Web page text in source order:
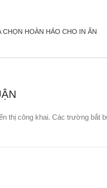
HOÀN HẢO CHO IN ẤN
thị công khai. Các trường bắt